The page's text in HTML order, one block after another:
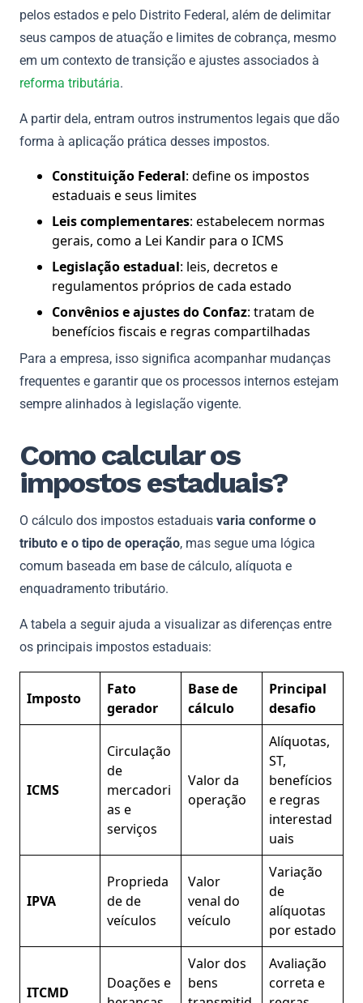
pelos estados e pelo Distrito Federal, além de delimitar
seus campos de atuação e limites de cobrança, mesmo
em um contexto de transição e ajustes associados à
reforma tributária.
A partir dela, entram outros instrumentos legais que dão
forma à aplicação prática desses impostos.
Constituição Federal: define os impostos
estaduais e seus limites
Leis complementares: estabelecem normas
gerais, como a Lei Kandir para o ICMS
Legislação estadual: leis, decretos e
regulamentos próprios de cada estado
Convênios e ajustes do Confaz: tratam de
benefícios fiscais e regras compartilhadas
Para a empresa, isso significa acompanhar mudanças
frequentes e garantir que os processos internos estejam
sempre alinhados à legislação vigente.
Como calcular os
impostos estaduais?
O cálculo dos impostos estaduais varia conforme o
tributo e o tipo de operação, mas segue uma lógica
comum baseada em base de cálculo, alíquota e
enquadramento tributário.
A tabela a seguir ajuda a visualizar as diferenças entre
os principais impostos estaduais:
Imposto
Fato
gerador
Base de
cálculo
Principal
desafio
ICMS
Circulação
de
mercadori
as e
serviços
Valor da
operação
Alíquotas,
ST,
benefícios
e regras
interestad
uais
IPVA
Proprieda
de de
veículos
Valor
venal do
veículo
Variação
de
alíquotas
por estado
ITCMD
Doações e
Valor dos
bens
Avaliação
correta e